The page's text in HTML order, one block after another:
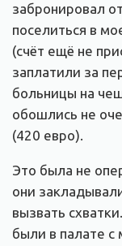
забронировал
поселиться в
(счёт ещё не
заплатили за
больницы на
обошлись не
(420 евро).
Это была не
они
вызвать
были в палате